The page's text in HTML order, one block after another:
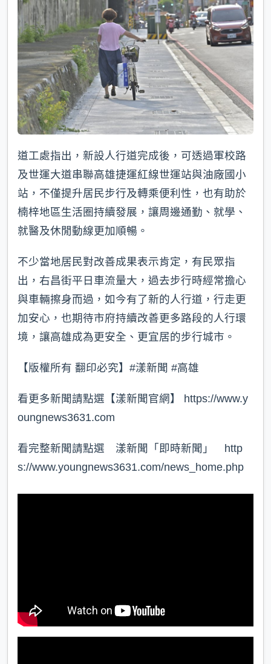
道工處指出，新設人行道完成後，可透過軍校路
及世運大道串聯高雄捷運紅線世運站與油廠國小
站，不僅提升居民步行及轉乘便利性，也有助於
楠梓地區生活圈持續發展，讓周邊通勤、就學、
就醫及休閒動線更加順暢。
不少當地居民對改善成果表示肯定，有民眾指
出，右昌街平日車流量大，過去步行時經常擔心
與車輛擦身而過，如今有了新的人行道，行走更
加安心，也期待市府持續改善更多路段的人行環
境，讓高雄成為更安全、更宜居的步行城市。
【版權所有 翻印必究】#漾新聞 #高雄
看更多新聞請點選【漾新聞官網】 https://www.y
oungnews3631.com⁠
看完整新聞請點選 漾新聞「即時新聞」 http
s://www.youngnews3631.com/news_home.php⁠